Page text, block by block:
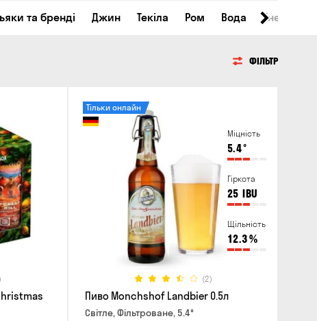
та бренді Джин Текіла Ром Вода
ФІЛЬТР
Міцність
5.4°
Гіркота
25 IBU
Щільність
12.3%
(2)
Тільки онлайн
Пиво Monchshof Landbier 0.5л
Світле, Фільтроване, 5.4°